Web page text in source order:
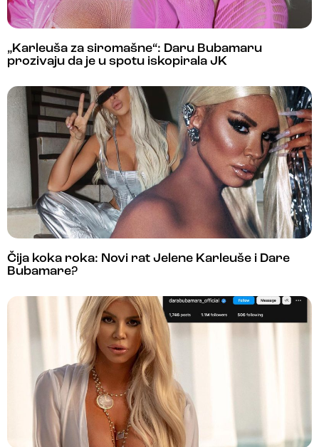
„Karleuša za siromašne“: Daru Bubamaru
prozivaju da je u spotu iskopirala JK
Čija koka roka: Novi rat Jelene Karleuše i Dare
Bubamare?